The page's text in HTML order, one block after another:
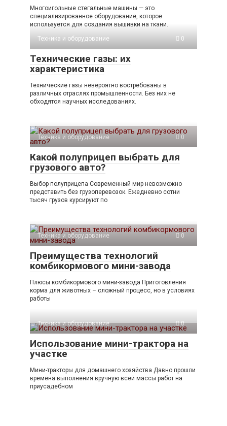
Многоигольные стегальные машины — это
специализированное оборудование, которое
используется для создания вышивки на ткани.
Техника и оборудование
0
Технические газы: их
характеристика
Технические газы невероятно востребованы в
различных отраслях промышленности. Без них не
обходятся научных исследованиях.
Техника и оборудование 0
Какой полуприцеп выбрать для
грузового авто?
Выбор полуприцепа Современный мир невозможно
представить без грузоперевозок. Ежедневно сотни
тысяч грузов курсируют по
Техника и оборудование 0
Преимущества технологий
комбикормового мини-завода
Плюсы комбикормового мини-завода Приготовления
корма для животных – сложный процесс, но в условиях
работы
Техника и оборудование 0
Использование мини-трактора на
участке
Мини-тракторы для домашнего хозяйства Давно прошли
времена выполнения вручную всей массы работ на
приусадебном